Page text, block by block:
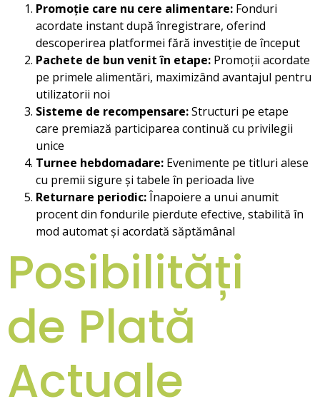
Promoție care nu cere alimentare: Fonduri
acordate instant după înregistrare, oferind
descoperirea platformei fără investiție de început
Pachete de bun venit în etape: Promoții acordate
pe primele alimentări, maximizând avantajul pentru
utilizatorii noi
Sisteme de recompensare:Structuri pe etape
care premiază participarea continuă cu privilegii
unice
Turnee hebdomadare: Evenimente pe titluri alese
cu premii sigure și tabele în perioada live
Returnare periodic:Înapoiere a unui anumit
procent din fondurile pierdute efective, stabilită în
mod automat și acordată săptămânal
Posibilități
de Plată
Actuale